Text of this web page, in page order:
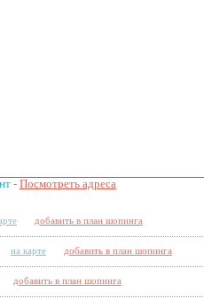
- Посмотреть адреса
добавить в план шопинга
на карте добавить в план шопинга
добавить в план шопинга